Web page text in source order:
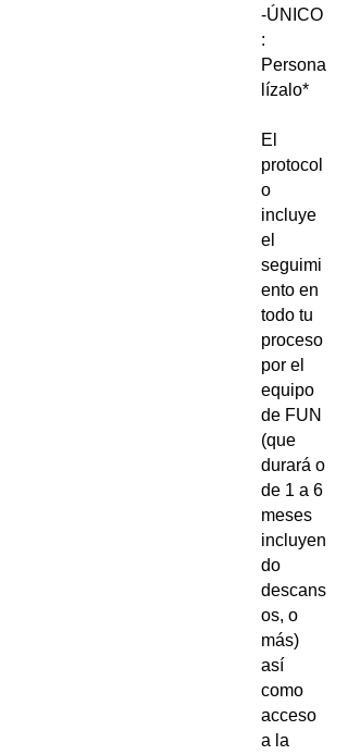
-ÚNICO
:
Persona
lízalo*
El
protocol
o
incluye
el
seguimi
ento en
todo tu
proceso
por el
equipo
de FUN
(que
durará o
de 1 a 6
meses
incluyen
do
descans
os, o
más)
así
como
acceso
a la